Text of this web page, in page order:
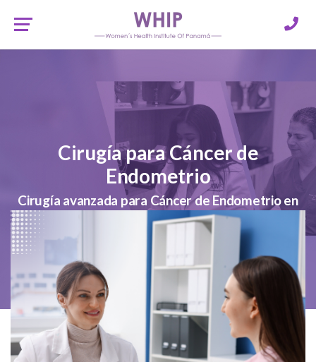
Cirugía para Cáncer de
Endometrio
Cirugía avanzada para Cáncer de Endometrio en
Panamá. Reciba un tratamiento oncológico
experto y un enfoque integral para su
recuperación.